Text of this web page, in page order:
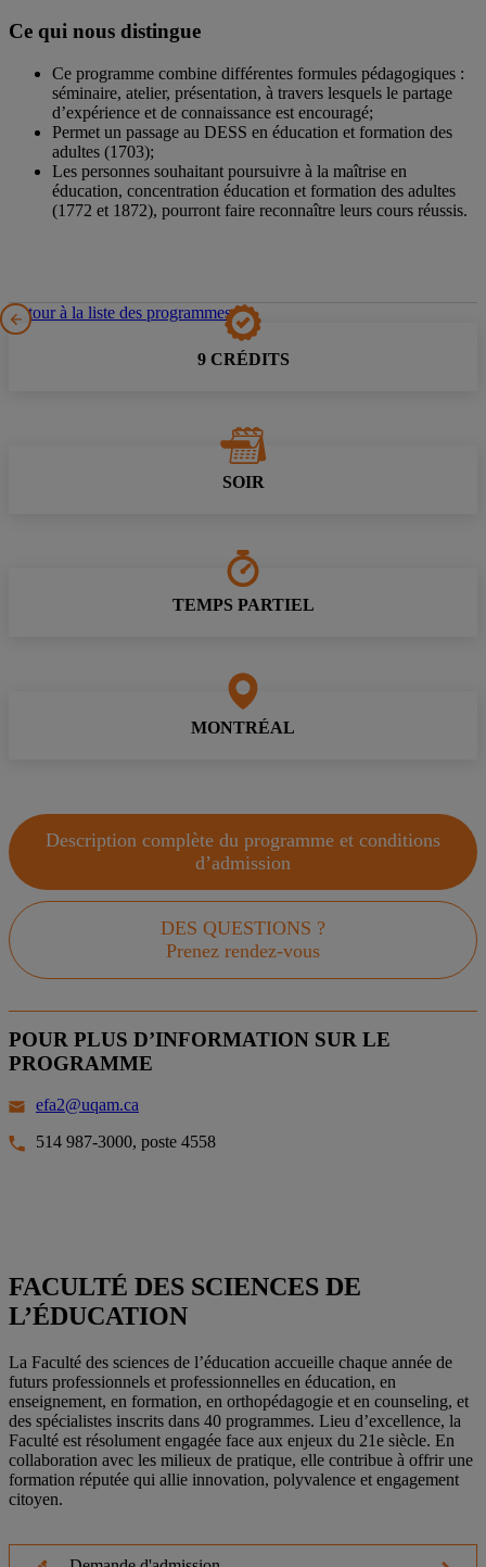
Ce qui nous distingue
Ce programme combine différentes formules pédagogiques :
séminaire, atelier, présentation, à travers lesquels le partage
d’expérience et de connaissance est encouragé;
Permet un passage au DESS en éducation et formation des
adultes (1703);
Les personnes souhaitant poursuivre à la maîtrise en
éducation, concentration éducation et formation des adultes
(1772 et 1872), pourront faire reconnaître leurs cours réussis.
Retour à la liste des programmes
9 CRÉDITS
SOIR
TEMPS PARTIEL
MONTRÉAL
Description complète du programme et conditions
d’admission
DES QUESTIONS ?
Prenez rendez-vous
POUR PLUS D’INFORMATION SUR LE
PROGRAMME
efa2@uqam.ca
514 987-3000, poste 4558
FACULTÉ DES SCIENCES DE
L’ÉDUCATION
La Faculté des sciences de l’éducation accueille chaque année de
futurs professionnels et professionnelles en éducation, en
enseignement, en formation, en orthopédagogie et en counseling, et
des spécialistes inscrits dans 40 programmes. Lieu d’excellence, la
Faculté est résolument engagée face aux enjeux du 21e siècle. En
collaboration avec les milieux de pratique, elle contribue à offrir une
formation réputée qui allie innovation, polyvalence et engagement
citoyen.